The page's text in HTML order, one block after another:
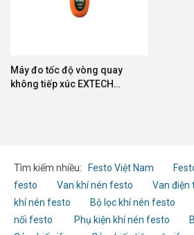
Máy đo tốc độ vòng quay
không tiếp xúc EXTECH
Tìm kiếm nhiều: Festo Việt Nam
festo
Van khí nén festo Van điện
khí nén festo
Bộ lọc khí nén festo
nối festo
Phụ kiện khí nén festo